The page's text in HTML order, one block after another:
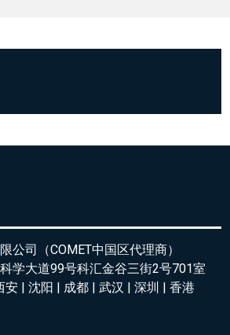
公司（COMET中国区代理商）
学大道99号科汇金谷三街2号701室
安 | 沈阳 | 成都 | 武汉 | 深圳 | 香港